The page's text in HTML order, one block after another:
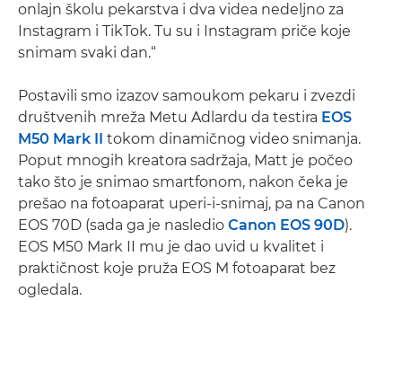
onlajn školu pekarstva i dva videa nedeljno za
Instagram i TikTok. Tu su i Instagram priče koje
snimam svaki dan.“
Postavili smo izazov samoukom pekaru i zvezdi
društvenih mreža Metu Adlardu da testira EOS
M50 Mark II tokom dinamičnog video snimanja.
Poput mnogih kreatora sadržaja, Matt je počeo
tako što je snimao smartfonom, nakon čeka je
prešao na fotoaparat uperi-i-snimaj, pa na Canon
EOS 70D (sada ga je nasledio Canon EOS 90D).
EOS M50 Mark II mu je dao uvid u kvalitet i
praktičnost koje pruža EOS M fotoaparat bez
ogledala.